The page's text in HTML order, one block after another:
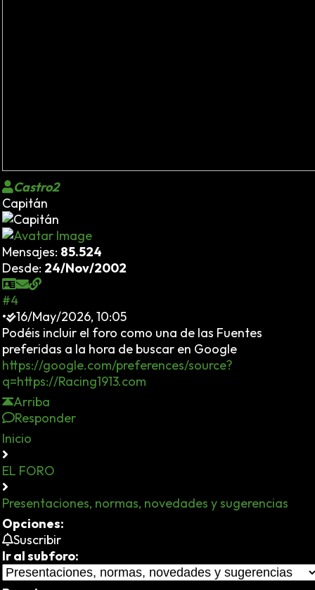
Castro2
Capitán
Mensajes: 85.524
Desde: 24/Nov/2002
#4
•
16/May/2026, 10:05
Podéis incluir el foro como una de las Fuentes
preferidas a la hora de buscar en Google
https://google.com/preferences/source?
q=https://Racing1913.com
Arriba
Responder
Inicio
EL FORO
Presentaciones, normas, novedades y sugerencias
Opciones:
Suscribir
Ir al subforo: